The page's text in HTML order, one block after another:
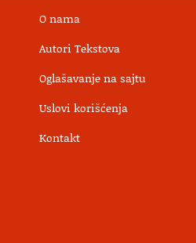
O nama
Autori Tekstova
Oglašavanje na sajtu
Uslovi korišćenja
Kontakt